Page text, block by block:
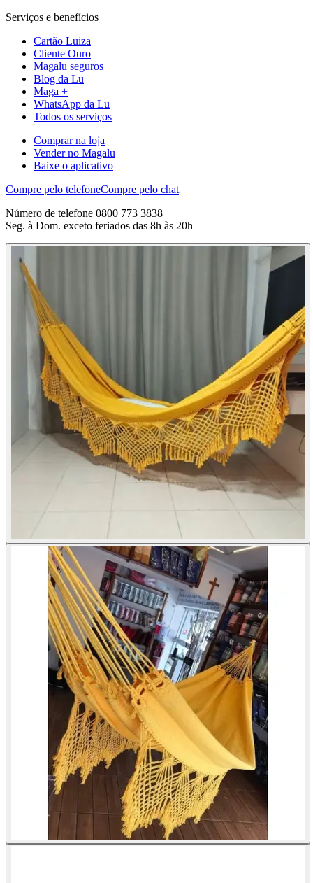
Serviços e benefícios
Cartão Luiza
Cliente Ouro
Magalu seguros
Blog da Lu
Maga +
WhatsApp da Lu
Todos os serviços
Comprar na loja
Vender no Magalu
Baixe o aplicativo
Compre pelo telefoneCompre pelo chat
Número de telefone 0800 773 3838
Seg. à Dom. exceto feriados das 8h às 20h